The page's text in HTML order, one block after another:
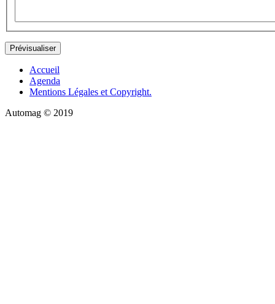
Accueil
Agenda
Mentions Légales et Copyright.
Automag © 2019